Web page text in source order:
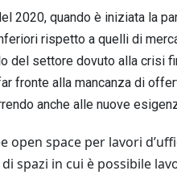
2020, quando è iniziata la
rispetto a quelli di
del settore dovuto alla crisi
fronte alla mancanza di
anche alle nuove
open space per lavori
di spazi in cui è possibile